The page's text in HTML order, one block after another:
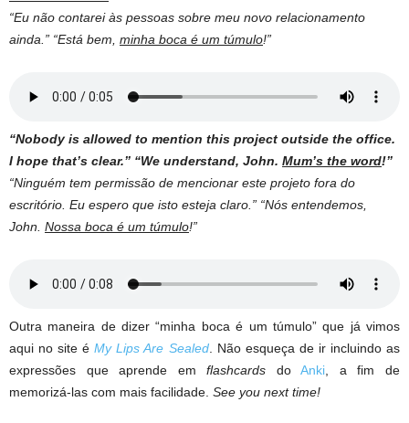
“Eu não contarei às pessoas sobre meu novo relacionamento
ainda.” “Está bem, minha boca é um túmulo!”
“Nobody is allowed to mention this project outside the office.
I hope that’s clear.” “We understand, John. Mum’s the word!”
“Ninguém tem permissão de mencionar este projeto fora do
escritório. Eu espero que isto esteja claro.” “Nós entendemos,
John. Nossa boca é um túmulo!”
Outra maneira de dizer “minha boca é um túmulo” que já vimos
aqui no site éMy Lips Are Sealed. Não esqueça de ir incluindo as
expressões que aprende emflashcards doAnki , a fim de
memorizá-las com mais facilidade. See you next time!